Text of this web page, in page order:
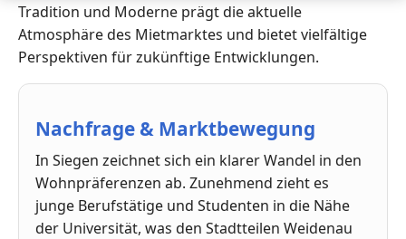
Tradition und Moderne prägt die aktuelle
Atmosphäre des Mietmarktes und bietet vielfältige
Perspektiven für zukünftige Entwicklungen.
Nachfrage & Marktbewegung
In Siegen zeichnet sich ein klarer Wandel in den
Wohnpräferenzen ab. Zunehmend zieht es
junge Berufstätige und Studenten in die Nähe
der Universität, was den Stadtteilen Weidenau